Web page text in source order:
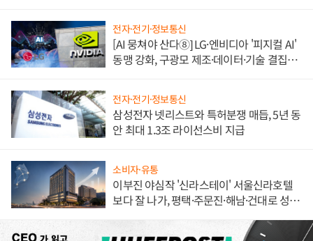
전자·전기·정보통신
[AI 뭉쳐야 산다⑧] LG·엔비디아 '피지컬 AI'
동맹 강화, 구광모 제조·데이터·기술 결집
전자·전기·정보통신
삼성전자 넷리스트와 특허분쟁 매듭, 5년 동
안 최대 1.3조 라이선스비 지급
소비자·유통
이부진 야심작 '신라스테이' 서울신라호텔
보다 잘 나가, 평택·주문진·해남·건대로 성